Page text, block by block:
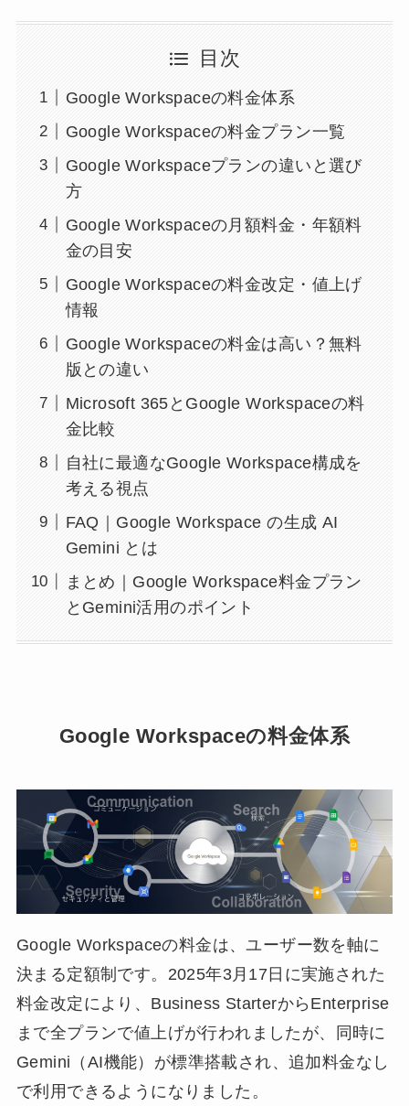
目次
Google Workspaceの料金体系
Google Workspaceの料金プラン一覧
Google Workspaceプランの違いと選び
方
Google Workspaceの月額料金・年額料
金の目安
Google Workspaceの料金改定・値上げ
情報
Google Workspaceの料金は高い？無料
版との違い
Microsoft 365とGoogle Workspaceの料
金比較
自社に最適なGoogle Workspace構成を
考える視点
FAQ｜Google Workspace の生成 AI
Gemini とは
まとめ｜Google Workspace料金プラン
とGemini活用のポイント
Google Workspaceの料金体系
Google Workspaceの料金は、ユーザー数を軸に
決まる定額制です。2025年3月17日に実施された
料金改定により、Business StarterからEnterprise
まで全プランで値上げが行われましたが、同時に
Gemini（AI機能）が標準搭載され、追加料金なし
で利用できるようになりました。